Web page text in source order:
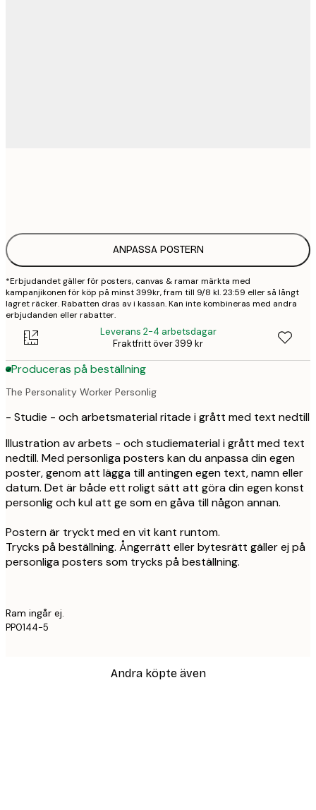
ANPASSA POSTERN
*Erbjudandet gäller för posters, canvas & ramar märkta med
kampanjikonen för köp på minst 399kr, fram till 9/8 kl. 23:59 eller så långt
lagret räcker. Rabatten dras av i kassan. Kan inte kombineras med andra
erbjudanden eller rabatter.
Leverans 2-4 arbetsdagar
Fraktfritt över 399 kr
Produceras på beställning
The Personality Worker Personlig
- Studie - och arbetsmaterial ritade i grått med text nedtill
Illustration av arbets - och studiematerial i grått med text
nedtill. Med personliga posters kan du anpassa din egen
poster, genom att lägga till antingen egen text, namn eller
datum. Det är både ett roligt sätt att göra din egen konst
personlig och kul att ge som en gåva till någon annan.
Postern är tryckt med en vit kant runtom.
Trycks på beställning. Ångerrätt eller bytesrätt gäller ej på
personliga posters som trycks på beställning.
Ram ingår ej.
PP0144-5
Andra köpte även